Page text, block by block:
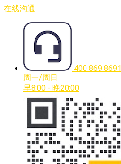
在线沟通
400 869 8691
周一/周日
早8:00 - 晚20:00